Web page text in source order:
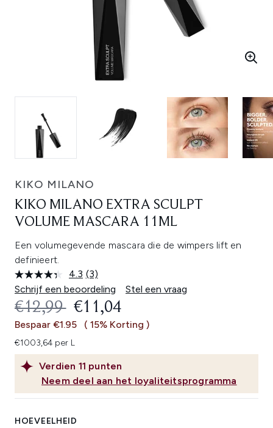
KIKO MILANO
KIKO MILANO EXTRA SCULPT
VOLUME MASCARA 11ML
Een volumegevende mascara die de wimpers lift en
definieert.
4.3 Lees
3
beoordelingen.
Dezelfde
paginalink.
(3)
Schrijf een beoordeling
Stel een vraag
Verdien 11 punten
Neem deel aan het loyaliteitsprogramma
RECOMMENDED RETAIL PRICE:
€12,99 HUIDIGE PRIJS:
€11,04
Bespaar €1.95 ( 15% Korting )
€1003,64 per L
HOEVEELHEID